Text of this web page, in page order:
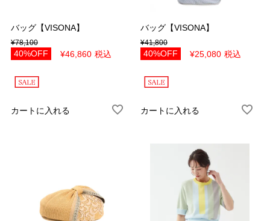
バッグ【VISONA】
¥78,100
40%OFF ¥46,860 税込
カートに入れる
バッグ【VISONA】
¥41,800
40%OFF ¥25,080 税込
カートに入れる